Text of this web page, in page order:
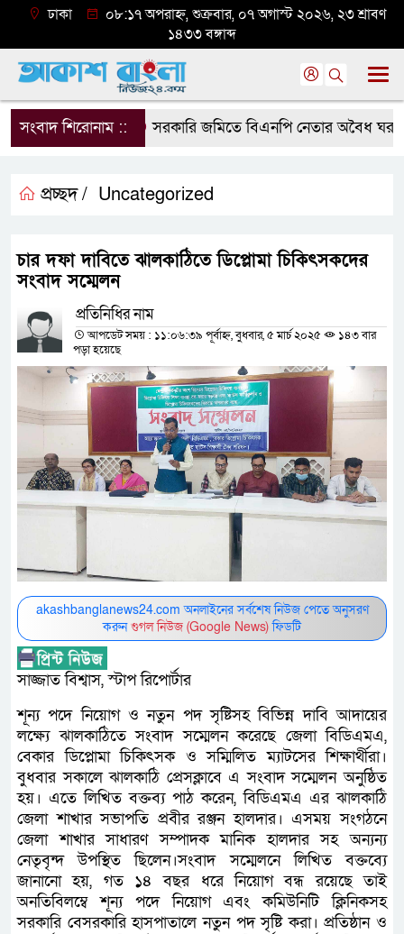
ঢাকা
০৮:১৭ অপরাহ্ন, শুক্রবার, ০৭ অগাস্ট ২০২৬, ২৩ শ্রাবণ
১৪৩৩ বঙ্গাব্দ
সংবাদ শিরোনাম :: সরকারি জমিতে বিএনপি নেতার অবৈধ ঘর
প্রচ্ছদ / Uncategorized
চার দফা দাবিতে ঝালকাঠিতে ডিপ্লোমা চিকিৎসকদের
সংবাদ সম্মেলন
প্রতিনিধির নাম
আপডেট সময় : ১১:০৬:৩৯ পূর্বাহ্ন, বুধবার, ৫ মার্চ ২০২৫
১৪৩ বার
পড়া হয়েছে
akashbanglanews24.com অনলাইনের সর্বশেষ নিউজ পেতে অনুসরণ
করুনগুগল নিউজ (Google News)ফিডটি
সাজ্জাত বিশ্বাস, স্টাপ রিপোর্টার
শূন্য পদে নিয়োগ ও নতুন পদ সৃষ্টিসহ বিভিন্ন দাবি আদায়ের
লক্ষ্যে ঝালকাঠিতে সংবাদ সম্মেলন করেছে জেলা বিডিএমএ,
বেকার ডিপ্লোমা চিকিৎসক ও সম্মিলিত ম্যাটসের শিক্ষার্থীরা।
বুধবার সকালে ঝালকাঠি প্রেসক্লাবে এ সংবাদ সম্মেলন অনুষ্ঠিত
হয়। এতে লিখিত বক্তব্য পাঠ করেন, বিডিএমএ এর ঝালকাঠি
জেলা শাখার সভাপতি প্রবীর রঞ্জন হালদার। এসময় সংগঠনে
জেলা শাখার সাধারণ সম্পাদক মানিক হালদার সহ অন্যন্য
নেতৃবৃন্দ উপস্থিত ছিলেন।সংবাদ সম্মেলনে লিখিত বক্তব্যে
জানানো হয়, গত ১৪ বছর ধরে নিয়োগ বন্ধ রয়েছে তাই
অনতিবিলম্বে শূন্য পদে নিয়োগ এবং কমিউনিটি ক্লিনিকসহ
সরকারি বেসরকারি হাসপাতালে নতুন পদ সৃষ্টি করা। প্রতিষ্ঠান ও